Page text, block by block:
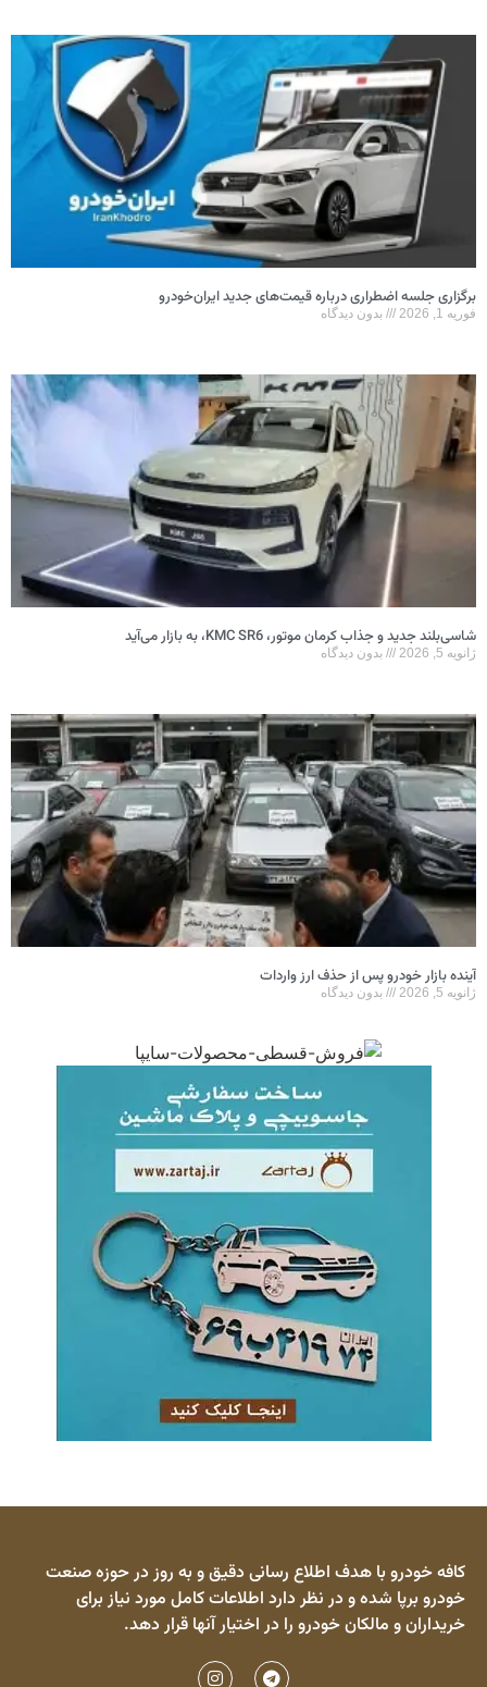
برگزاری جلسه اضطراری درباره قیمت‌های جدید ایران‌خودرو
فوریه 1, 2026 بدون دیدگاه
شاسی‌بلند جدید و جذاب کرمان موتور، KMC SR6، به بازار می‌آید
ژانویه 5, 2026 بدون دیدگاه
آینده بازار خودرو پس از حذف ارز واردات
ژانویه 5, 2026 بدون دیدگاه
کافه خودرو با هدف اطلاع رسانی دقیق و به روز در حوزه صنعت
خودرو برپا شده و در نظر دارد اطلاعات کامل مورد نیاز برای
خریداران و مالکان خودرو را در اختیار آنها قرار دهد.